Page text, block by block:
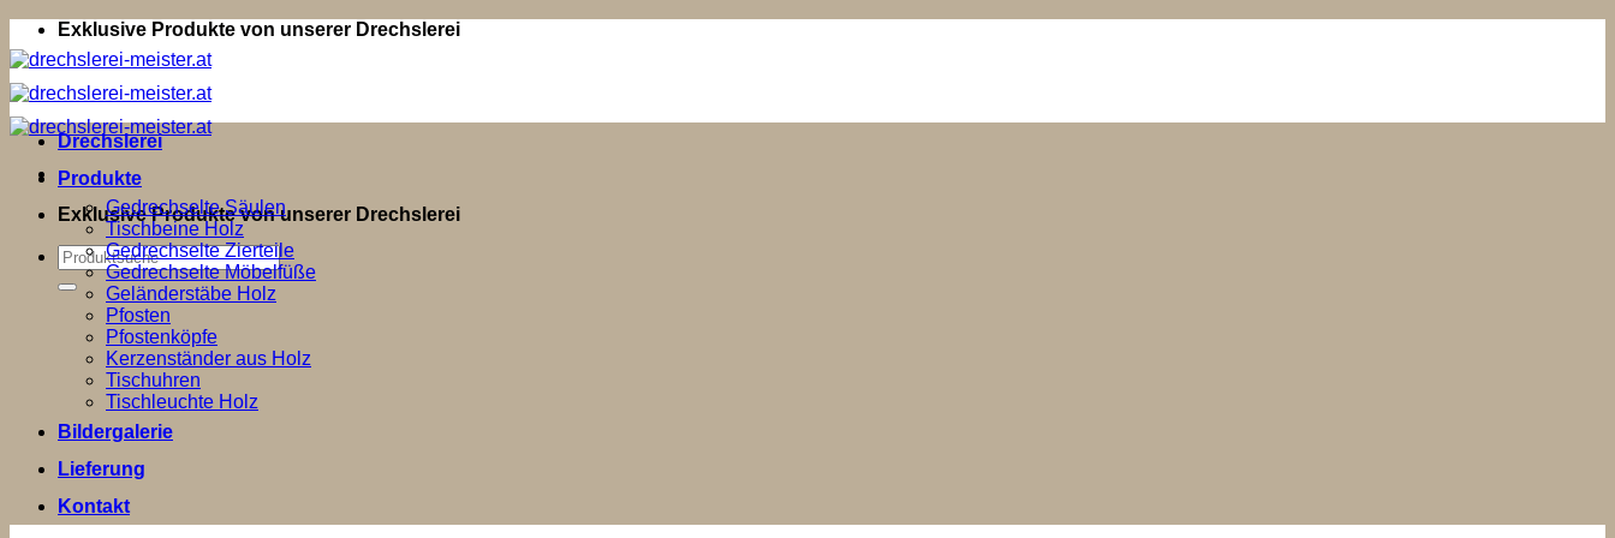
Zum
Inhalt
springen
Exklusive Produkte von unserer Drechslerei
Exklusive Produkte von unserer Drechslerei
Suchen
nach:
Drechslerei
Produkte
Gedrechselte Säulen
Tischbeine Holz
Gedrechselte Zierteile
Gedrechselte Möbelfüße
Geländerstäbe Holz
Pfosten
Pfostenköpfe
Kerzenständer aus Holz
Tischuhren
Tischleuchte Holz
Bildergalerie
Lieferung
Kontakt